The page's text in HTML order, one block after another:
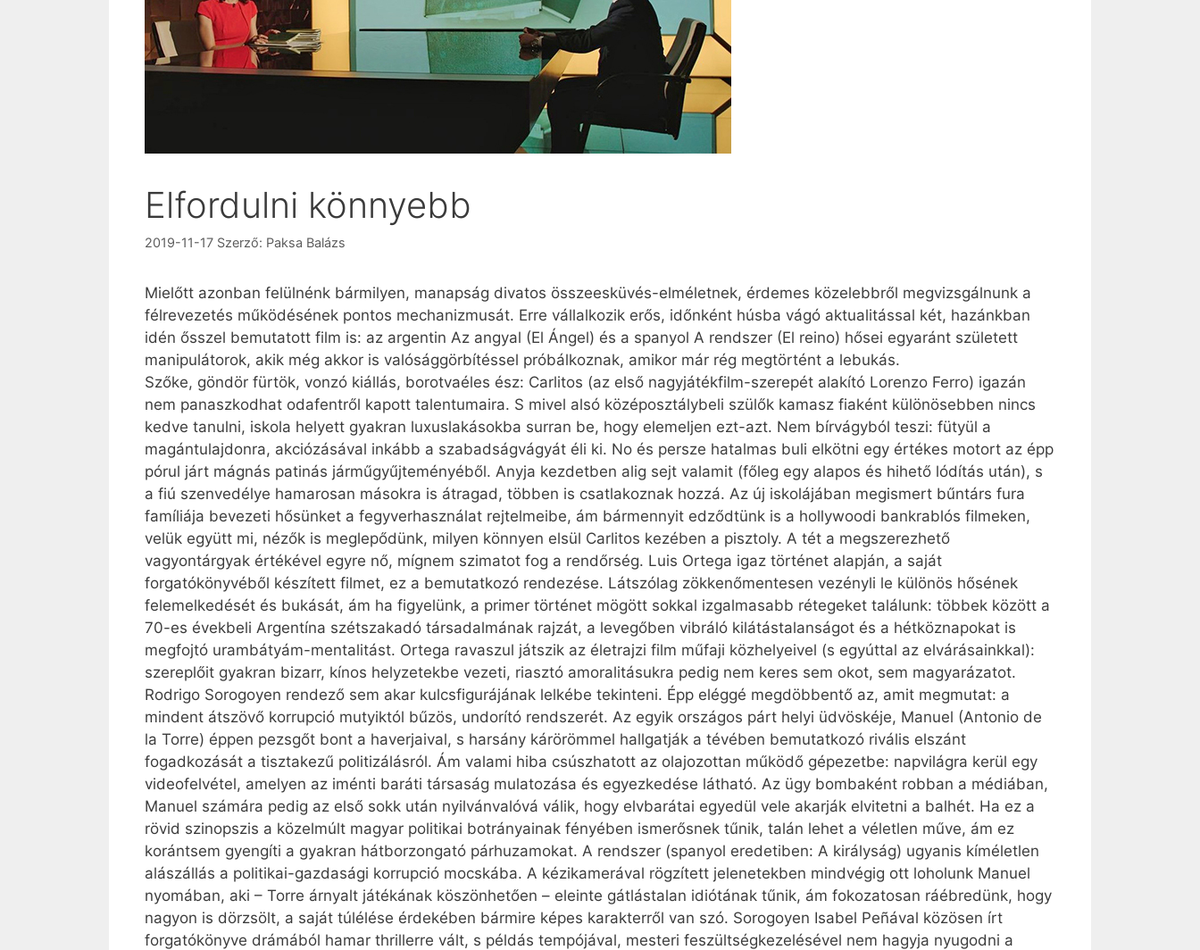
Elfordulni könnyebb
2019-11-17 Szerző: Paksa Balázs
Mielőtt azonban fel­ülnénk bármilyen, manapság divatos összeesküvés-elméletnek, érdemes közelebbről megvizsgálnunk a
félrevezetés működésének pontos mechanizmusát. Erre vállalkozik erős, időnként húsba vágó aktualitással két, hazánkban
idén ősszel bemutatott film is: az ar­gen­tin Az angyal (El Án­gel) és a spanyol A rendszer (El re­ino) hősei egyaránt született
manipulátorok, akik még akkor is valósággörbítéssel próbálkoznak, amikor már rég megtörtént a lebukás.
Szőke, göndör fürtök, vonzó kiállás, borotvaéles ész: Carlitos (az első nagyjátékfilm-szerepét alakító Lorenzo Ferro) igazán
nem panaszkodhat odafentről kapott talentumaira. S mivel alsó középosztálybeli szülők kamasz fiaként különösebben nincs
kedve tanulni, iskola helyett gyakran luxuslakásokba surran be, hogy elemeljen ezt-azt. Nem bírvágyból teszi: fütyül a
magántulajdonra, akciózásával inkább a szabadságvágyát éli ki. No és persze hatalmas buli elkötni egy értékes motort az épp
pórul járt mágnás patinás járműgyűjteményéből. Anyja kezdetben alig sejt valamit (főleg egy alapos és hihető lódítás után), s
a fiú szenvedélye hamarosan másokra is átragad, többen is csatlakoznak hozzá. Az új iskolájában megismert bűntárs fura
famíliája bevezeti hősünket a fegyverhasználat rejtelmeibe, ám bármennyit edződtünk is a hollywoodi bankrablós filmeken,
velük együtt mi, nézők is meglepődünk, milyen könnyen elsül Carlitos kezében a pisztoly. A tét a megszerezhető
vagyontárgyak értékével egyre nő, mígnem szimatot fog a rendőrség. Luis Ortega igaz történet alapján, a saját
forgatókönyvéből készített filmet, ez a bemutatkozó rendezése. Látszólag zökkenőmentesen vezényli le különös hősének
felemelkedését és bukását, ám ha figyelünk, a primer történet mögött sokkal izgalmasabb rétegeket találunk: többek között a
70-es évekbeli Argentína szétszakadó társadalmának rajzát, a levegőben vibráló kilátástalanságot és a hétköznapokat is
megfojtó urambátyám-mentalitást. Ortega ravaszul játszik az életrajzi film műfaji közhelyeivel (s egyúttal az elvárásainkkal):
szereplőit gyakran bizarr, kínos helyzetekbe vezeti, riasztó amoralitásukra pedig nem keres sem okot, sem magyarázatot.
Rodrigo Sorogoyen rendező sem akar kulcsfigurájának lelkébe tekinteni. Épp eléggé megdöbbentő az, amit megmutat: a
mindent átszövő korrupció mutyiktól bűzös, undorító rendszerét. Az egyik országos párt helyi üdvöskéje, Manuel (Antonio de
la Torre) éppen pezsgőt bont a haverjaival, s harsány kárörömmel hallgatják a tévében bemutatkozó rivális elszánt
fogadkozását a tisztakezű politizálásról. Ám valami hiba csúszhatott az olajozottan működő gépezetbe: napvilágra kerül egy
videofelvétel, amelyen az iménti baráti társaság mulatozása és egyezkedése látható. Az ügy bombaként robban a médiában,
Manuel számára pedig az első sokk után nyilvánvalóvá válik, hogy elvbarátai egyedül vele akarják elvitetni a balhét. Ha ez a
rövid szinopszis a közelmúlt magyar politikai botrányainak fényében ismerősnek tűnik, talán lehet a véletlen műve, ám ez
korántsem gyengíti a gyakran hátborzongató párhuzamokat. A rendszer (spanyol eredetiben: A királyság) ugyanis kíméletlen
alászállás a politikai-gazdasági korrupció mocskába. A kézikamerával rögzített jelenetekben mindvégig ott loholunk Manuel
nyomában, aki – Torre árnyalt játékának köszönhetően – eleinte gátlástalan idiótának tűnik, ám fokozatosan ráébredünk, hogy
nagyon is dörzsölt, a saját túlélése érdekében bármire képes karakterről van szó. Sorogoyen Isabel Peñával közösen írt
forgatókönyve drámából hamar thrillerre vált, s példás tempójával, mesteri feszültségkezelésével nem hagyja nyugodni a